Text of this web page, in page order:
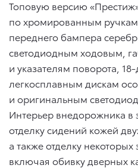
Топовую версию
по хромированным
переднего бампера
светодиодным ходовым,
и указателям поворота,
легкосплавным дискам
и оригинальным
Интерьер внедорожника в
отделку сидений кожей
а также отделку некоторых
включая обивку дверных